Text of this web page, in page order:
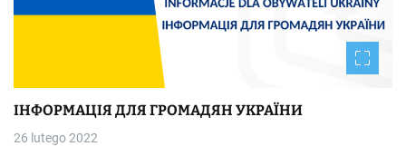
ІНФОРМАЦІЯ ДЛЯ ГРОМАДЯН УКРАЇНИ
26 lutego 2022